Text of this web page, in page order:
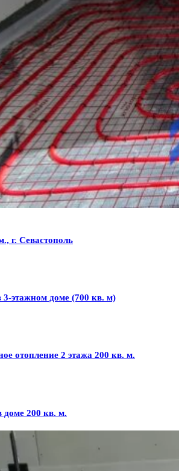
г. Севастополь
этажном доме (700 кв. м)
отопление 2 этажа 200 кв. м.
200 кв. м.